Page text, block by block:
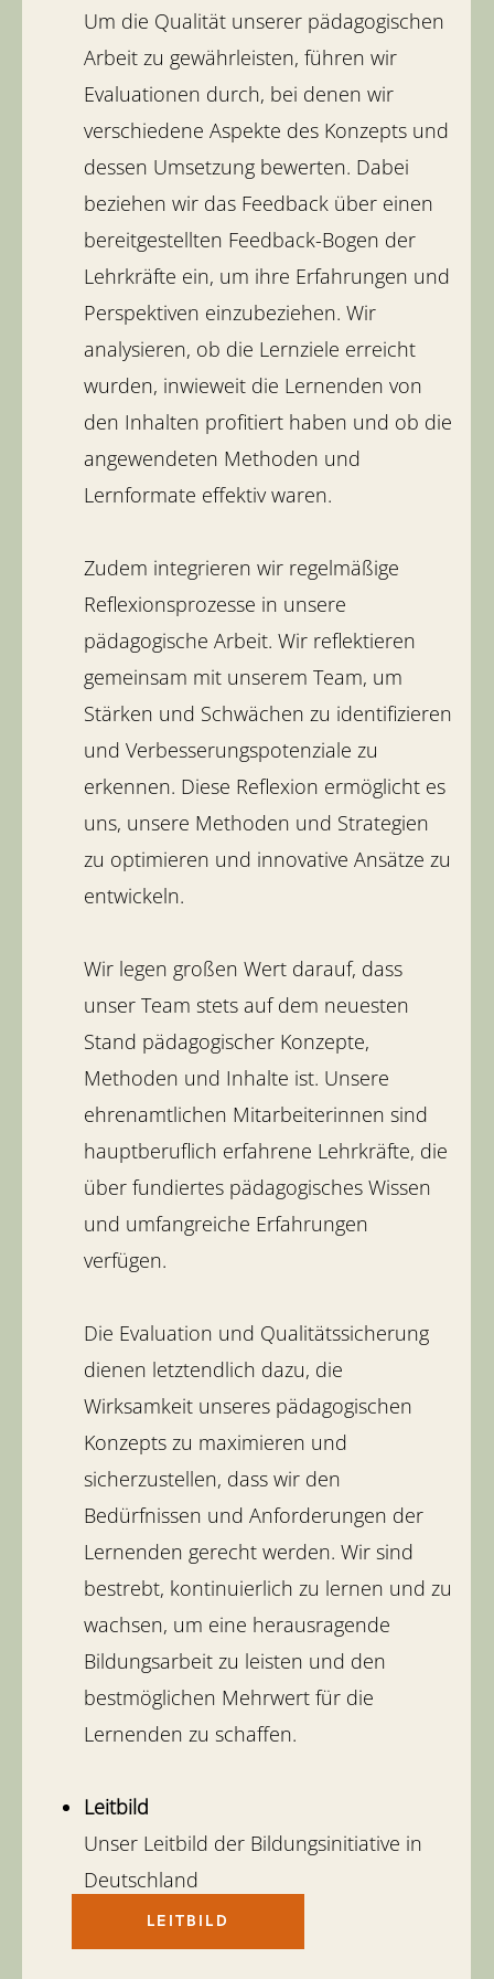
Um die Qualität unserer pädagogischen
Arbeit zu gewährleisten, führen wir
Evaluationen durch, bei denen wir
verschiedene Aspekte des Konzepts und
dessen Umsetzung bewerten. Dabei
beziehen wir das Feedback über einen
bereitgestellten Feedback-Bogen der
Lehrkräfte ein, um ihre Erfahrungen und
Perspektiven einzubeziehen. Wir
analysieren, ob die Lernziele erreicht
wurden, inwieweit die Lernenden von
den Inhalten profitiert haben und ob die
angewendeten Methoden und
Lernformate effektiv waren.
Zudem integrieren wir regelmäßige
Reflexionsprozesse in unsere
pädagogische Arbeit. Wir reflektieren
gemeinsam mit unserem Team, um
Stärken und Schwächen zu identifizieren
und Verbesserungspotenziale zu
erkennen. Diese Reflexion ermöglicht es
uns, unsere Methoden und Strategien
zu optimieren und innovative Ansätze zu
entwickeln.
Wir legen großen Wert darauf, dass
unser Team stets auf dem neuesten
Stand pädagogischer Konzepte,
Methoden und Inhalte ist. Unsere
ehrenamtlichen Mitarbeiterinnen sind
hauptberuflich erfahrene Lehrkräfte, die
über fundiertes pädagogisches Wissen
und umfangreiche Erfahrungen
verfügen.
Die Evaluation und Qualitätssicherung
dienen letztendlich dazu, die
Wirksamkeit unseres pädagogischen
Konzepts zu maximieren und
sicherzustellen, dass wir den
Bedürfnissen und Anforderungen der
Lernenden gerecht werden. Wir sind
bestrebt, kontinuierlich zu lernen und zu
wachsen, um eine herausragende
Bildungsarbeit zu leisten und den
bestmöglichen Mehrwert für die
Lernenden zu schaffen.
Leitbild
Unser Leitbild der Bildungsinitiative in
Deutschland
finden sie hier:
LEITBILD